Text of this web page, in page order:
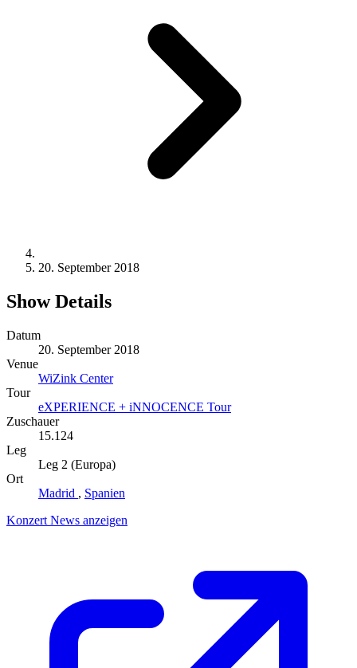
20. September 2018
Show Details
Datum
20. September 2018
Venue
WiZink Center
Tour
eXPERIENCE + iNNOCENCE Tour
Zuschauer
15.124
Leg
Leg 2 (Europa)
Ort
Madrid , Spanien
Konzert News anzeigen